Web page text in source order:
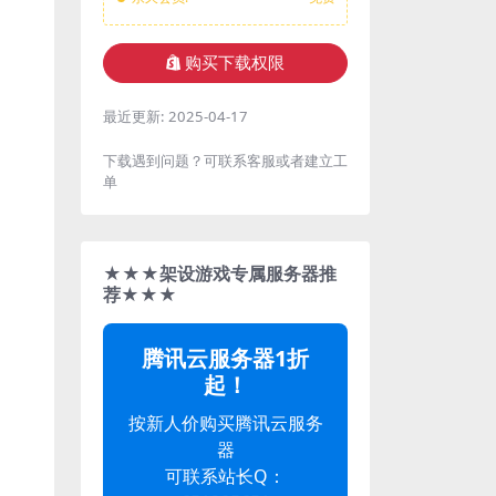
购买下载权限
最近更新: 2025-04-17
下载遇到问题？可联系客服或者建立工
单
★★★架设游戏专属服务器推
荐★★★
腾讯云服务器1折
起！
按新人价购买腾讯云服务
器
可联系站长Q：